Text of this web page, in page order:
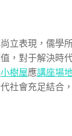
立表現，儒學
，對于解決時
小樹屋應講座場
社會充足結合